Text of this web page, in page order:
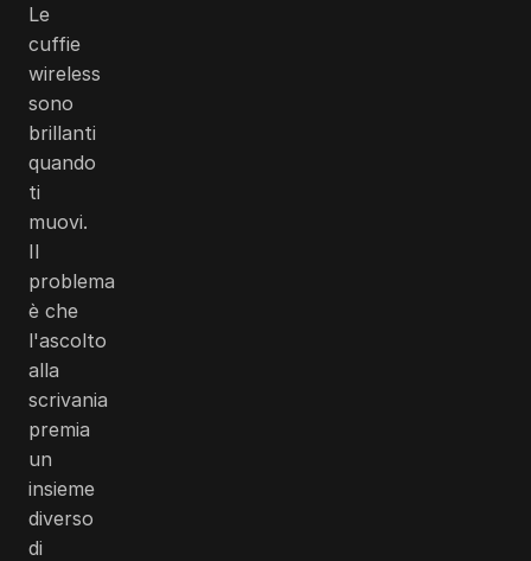
Le
cuffie
wireless
sono
brillanti
quando
ti
muovi.
Il
problema
è che
l'ascolto
alla
scrivania
premia
un
insieme
diverso
di